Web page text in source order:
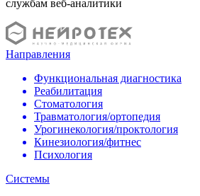
службам веб-аналитики
Направления
Функциональная диагностика
Реабилитация
Стоматология
Травматология/ортопедия
Урогинекология/проктология
Кинезиология/фитнес
Психология
Системы